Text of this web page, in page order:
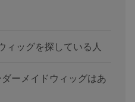
ィッグを探している人
ーメイドウィッグはあ